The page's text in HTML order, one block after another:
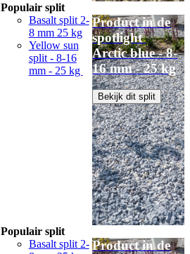
Populair split
Basalt split 2-
8 mm 25 kg
Yellow sun
split - 8-16
mm - 25 kg
Product in de
spotlight
Arctic blue - 8-
16 mm - 25 kg
Bekijk dit split
Populair split
Basalt split 2- Product in de